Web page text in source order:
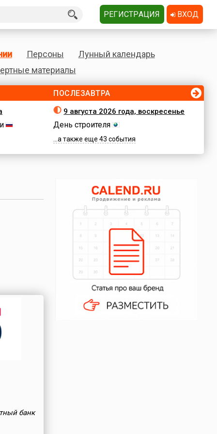
Персоны
Лунный календарь
материалы
ПОСЛЕЗАВТРА
9 августа 2026 года, воскресенье
День строителя
...а также еще 43 события
банк
РЕГИСТРАЦИЯ ВХОД